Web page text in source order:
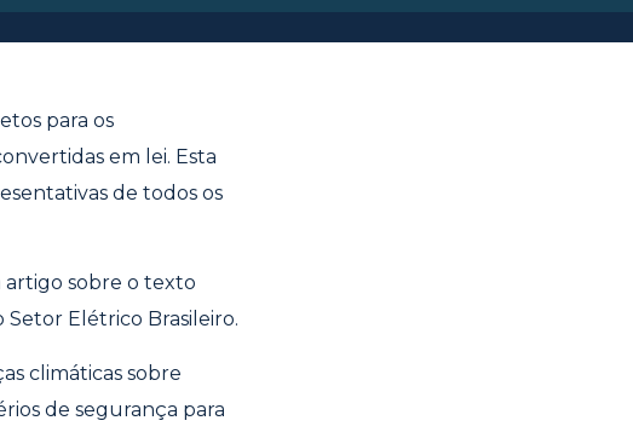
para os
em lei. Esta
de todos os
artigo sobre o texto
Elétrico Brasileiro.
climáticas sobre
de segurança para